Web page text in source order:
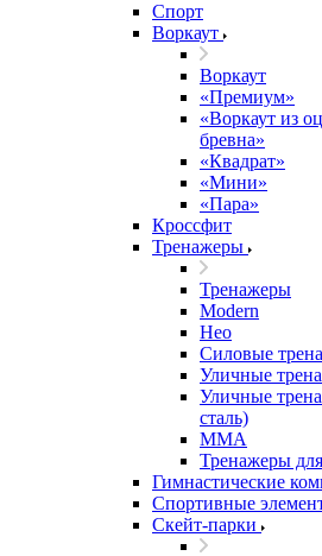
Спорт
Воркаут
Воркаут
«Премиум»
«Воркаут из
бревна»
«Квадрат»
«Мини»
«Пара»
Кроссфит
Тренажеры
Тренажеры
Modern
Нео
Силовые
Уличные
Уличные
сталь)
ММА
Тренажеры
Гимнастические
Спортивные
Скейт-парки